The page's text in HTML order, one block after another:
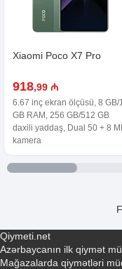
Xiaomi Poco X7 Pro
918,99 ₼
6.67 inç ekran ölçüsü, 8 GB/
GB RAM, 256 GB/512 GB
daxili yaddaş, Dual 50 + 8
kamera
Qiymeti.net
Azərbaycanın ilk qiymət
Mağazalarda qiymətləri